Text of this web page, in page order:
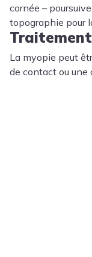
cornée –
topographie pour
La myopie peut
de contact ou une